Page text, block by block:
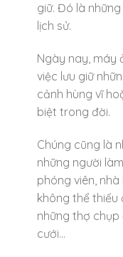
giữ. Đó là
lịch sử.
Ngày nay, máy
việc lưu giữ
cảnh hùng vĩ
biệt trong đời.
Chúng cũng là
những người
phóng viên,
không thể thiếu
những thợ
cưới…